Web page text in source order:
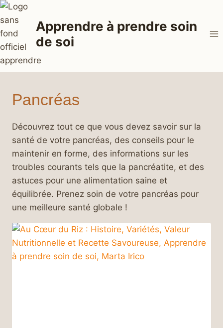
Aller
au
contenu
Apprendre à prendre soin
de soi
Pancréas
Découvrez tout ce que vous devez savoir sur la
santé de votre pancréas, des conseils pour le
maintenir en forme, des informations sur les
troubles courants tels que la pancréatite, et des
astuces pour une alimentation saine et
équilibrée. Prenez soin de votre pancréas pour
une meilleure santé globale !